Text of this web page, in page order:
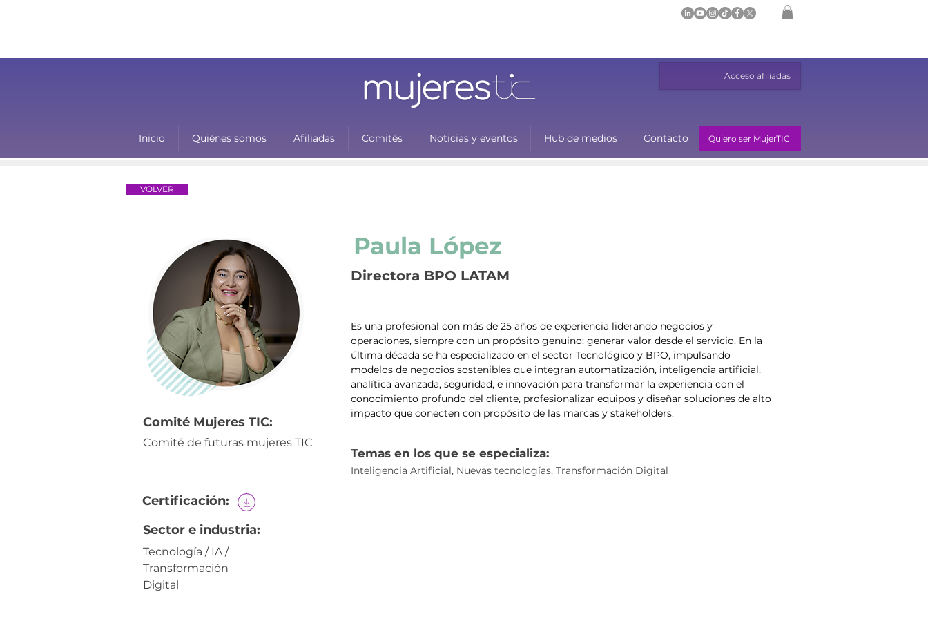
Acceso afiliadas
Inicio Quiénes somos Afiliadas Comités Noticias y eventos Hub de medios Contacto Quiero ser MujerTIC
VOLVER
Comité Mujeres TIC:
Comité de futuras mujeres TIC
Certificación:
Sector e industria:
Tecnología / IA /
Transformación
Digital
Paula López
Directora BPO LATAM
Es una profesional con más de 25 años de experiencia liderando negocios y
operaciones, siempre con un propósito genuino: generar valor desde el servicio. En la
última década se ha especializado en el sector Tecnológico y BPO, impulsando
modelos de negocios sostenibles que integran automatización, inteligencia artificial,
analítica avanzada, seguridad, e innovación para transformar la experiencia con el
conocimiento profundo del cliente, profesionalizar equipos y diseñar soluciones de alto
impacto que conecten con propósito de las marcas y stakeholders.
Temas en los que se especializa:
Inteligencia Artificial, Nuevas tecnologías, Transformación Digital